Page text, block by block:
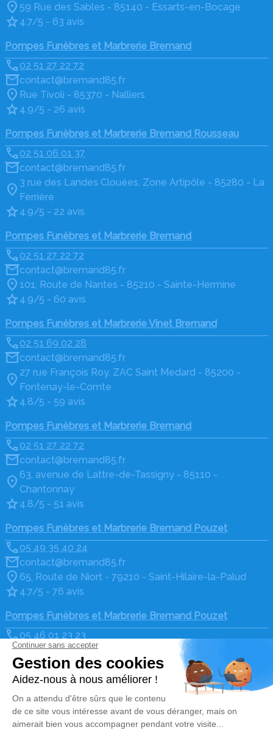
59 Rue des Sables - 85140 - Essarts-en-Bocage
4.7/5 - 63 avis
Pompes Funèbres et Marbrerie Bremand
02 51 27 22 72
contact@bremand85.fr
Rue Tivoli - 85370 - Nalliers
4.9/5 - 26 avis
Pompes Funèbres et Marbrerie Bremand Rousseau
02 51 06 01 37
contact@bremand85.fr
3 rue des Landes Clouées, Zone Artipôle - 85280 - La
Ferrière
4.9/5 - 22 avis
Pompes Funèbres et Marbrerie Bremand
02 51 27 22 72
contact@bremand85.fr
101, Route de Nantes - 85210 - Sainte-Hermine
4.9/5 - 60 avis
Pompes Funèbres et Marbrerie Vinet Bremand
02 51 69 02 28
contact@bremand85.fr
27 rue François Roy, ZAC Saint Medard - 85200 -
Fontenay-le-Comte
4.8/5 - 59 avis
Pompes Funèbres et Marbrerie Bremand
02 51 27 22 72
contact@bremand85.fr
63, avenue de Lattre-de-Tassigny - 85110 -
Chantonnay
4.8/5 - 51 avis
Pompes Funèbres et Marbrerie Bremand Pouzet
05 49 35 40 24
contact@bremand85.fr
65, Route de Niort - 79210 - Saint-Hilaire-la-Palud
4.7/5 - 76 avis
Pompes Funèbres et Marbrerie Bremand Pouzet
05 46 01 23 23
contact@bremand85.fr
10 route de Marans - 17170 - Courçon
4.8/5 - 34 avis
Nos Services
Organiser des obsèques
Monuments funéraires
Liens utiles
Avis de décès
Demande de rendez-vous